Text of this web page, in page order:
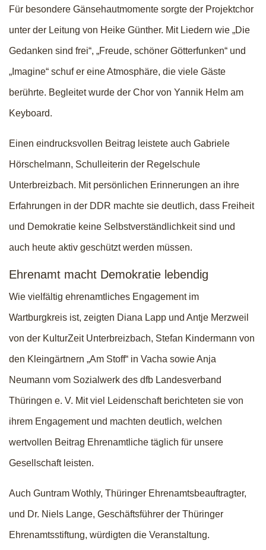
Für besondere Gänsehautmomente sorgte der Projektchor
unter der Leitung von Heike Günther. Mit Liedern wie „Die
Gedanken sind frei“, „Freude, schöner Götterfunken“ und
„Imagine“ schuf er eine Atmosphäre, die viele Gäste
berührte. Begleitet wurde der Chor von Yannik Helm am
Keyboard.
Einen eindrucksvollen Beitrag leistete auch Gabriele
Hörschelmann, Schulleiterin der Regelschule
Unterbreizbach. Mit persönlichen Erinnerungen an ihre
Erfahrungen in der DDR machte sie deutlich, dass Freiheit
und Demokratie keine Selbstverständlichkeit sind und
auch heute aktiv geschützt werden müssen.
Ehrenamt macht Demokratie lebendig
Wie vielfältig ehrenamtliches Engagement im
Wartburgkreis ist, zeigten Diana Lapp und Antje Merzweil
von der KulturZeit Unterbreizbach, Stefan Kindermann von
den Kleingärtnern „Am Stoff“ in Vacha sowie Anja
Neumann vom Sozialwerk des dfb Landesverband
Thüringen e. V. Mit viel Leidenschaft berichteten sie von
ihrem Engagement und machten deutlich, welchen
wertvollen Beitrag Ehrenamtliche täglich für unsere
Gesellschaft leisten.
Auch Guntram Wothly, Thüringer Ehrenamtsbeauftragter,
und Dr. Niels Lange, Geschäftsführer der Thüringer
Ehrenamtsstiftung, würdigten die Veranstaltung.